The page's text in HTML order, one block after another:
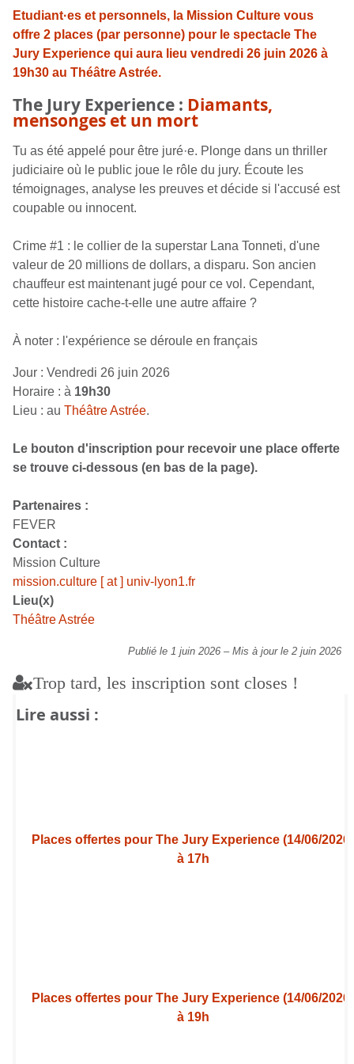
Etudiant·es et personnels, la Mission Culture vous
offre 2 places (par personne) pour le spectacle The
Jury Experience qui aura lieu vendredi 26 juin 2026 à
19h30 au Théâtre Astrée.
The Jury Experience : Diamants,
mensonges et un mort
Tu as été appelé pour être juré·e. Plonge dans un thriller
judiciaire où le public joue le rôle du jury. Écoute les
témoignages, analyse les preuves et décide si l'accusé est
coupable ou innocent.
Crime #1 : le collier de la superstar Lana Tonneti, d'une
valeur de 20 millions de dollars, a disparu. Son ancien
chauffeur est maintenant jugé pour ce vol. Cependant,
cette histoire cache-t-elle une autre affaire ?
À noter : l'expérience se déroule en français
Jour : Vendredi 26 juin 2026
Horaire : à 19h30
Lieu : au Théâtre Astrée.
Le bouton d'inscription pour recevoir une place offerte
se trouve ci-dessous (en bas de la page).
Partenaires :
FEVER
Contact :
Mission Culture
mission.culture [ at ] univ-lyon1.fr
Lieu(x)
Théâtre Astrée
Publié le 1 juin 2026 – Mis à jour le 2 juin 2026
Trop tard, les inscription sont closes !
Lire aussi :
Places offertes pour The Jury Experience (14/06/2026)
à 17h
Places offertes pour The Jury Experience (14/06/2026)
à 19h